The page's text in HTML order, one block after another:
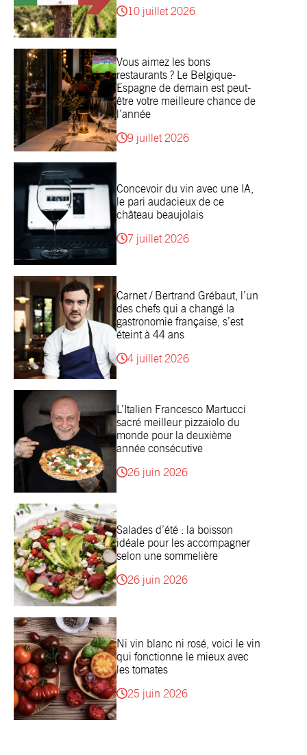
10 juillet 2026
Vous aimez les bons
restaurants ? Le Belgique-
Espagne de demain est peut-
être votre meilleure chance de
l’année
9 juillet 2026
Concevoir du vin avec une IA,
le pari audacieux de ce
château beaujolais
7 juillet 2026
Carnet / Bertrand Grébaut, l’un
des chefs qui a changé la
gastronomie française, s’est
éteint à 44 ans
4 juillet 2026
L’Italien Francesco Martucci
sacré meilleur pizzaiolo du
monde pour la deuxième
année consécutive
26 juin 2026
Salades d’été : la boisson
idéale pour les accompagner
selon une sommelière
26 juin 2026
Ni vin blanc ni rosé, voici le vin
qui fonctionne le mieux avec
les tomates
25 juin 2026